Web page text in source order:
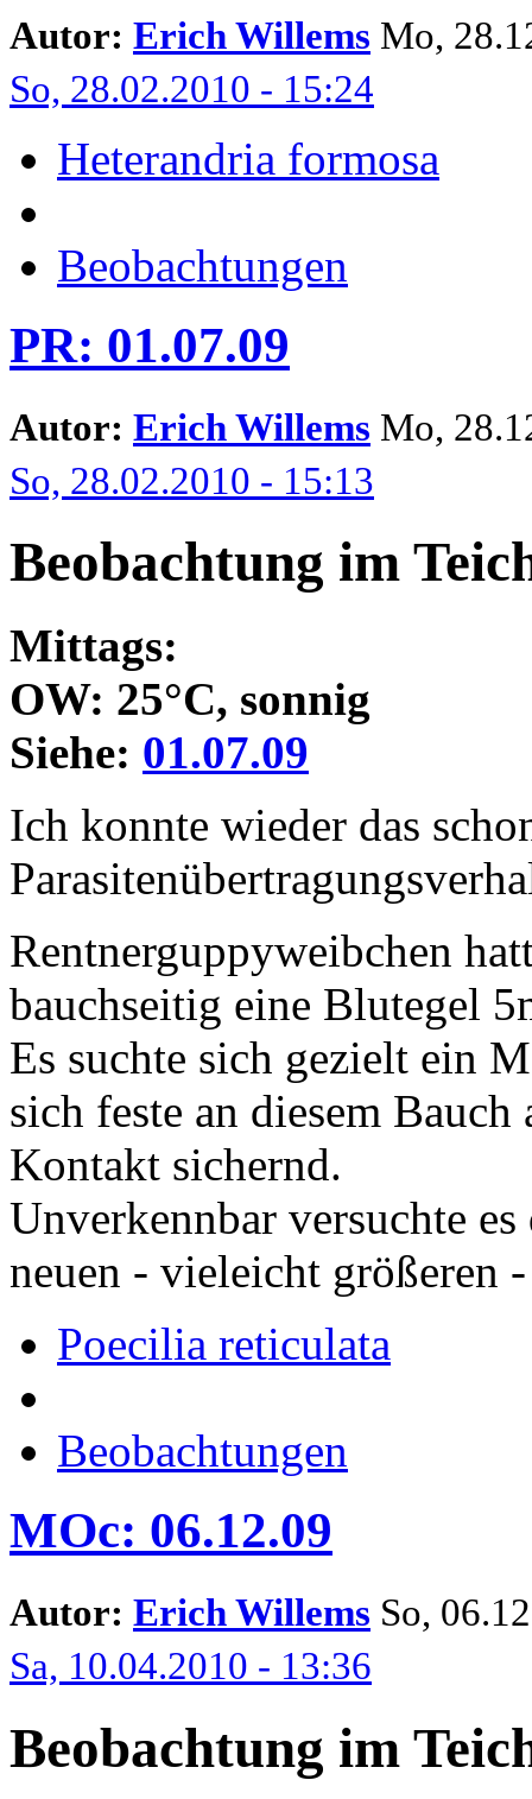
Autor: Erich Willems Mo,
So, 28.02.2010 - 15:24
Heterandria formosa
Beobachtungen
PR: 01.07.09
Autor: Erich Willems Mo,
So, 28.02.2010 - 15:13
Beobachtung im
Mittags:
OW: 25°C, sonnig
Siehe: 01.07.09
Ich konnte wieder das
Rentnerguppyweibchen
bauchseitig eine Blutegel
Es suchte sich gezielt ein
sich feste an diesem
Kontakt sichernd.
Unverkennbar versuchte
neuen - vieleicht größeren
Poecilia reticulata
Beobachtungen
MOc: 06.12.09
Autor: Erich Willems So,
Sa, 10.04.2010 - 13:36
Beobachtung im